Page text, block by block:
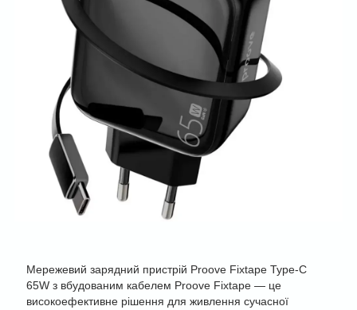
Мережевий зарядний пристрій Proove Fixtape Type-C
65W з вбудованим кабелем Proove Fixtape — це
високоефективне рішення для живлення сучасної